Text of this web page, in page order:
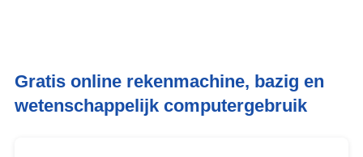
Gratis online rekenmachine, bazig en
wetenschappelijk computergebruik